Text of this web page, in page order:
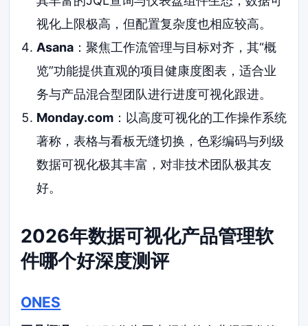
视化上限极高，但配置复杂度也相应较高。
Asana：聚焦工作流管理与目标对齐，其“概
览”功能提供直观的项目健康度图表，适合业
务与产品混合型团队进行进度可视化跟进。
Monday.com：以高度可视化的工作操作系统
著称，表格与看板无缝切换，色彩编码与列级
数据可视化极其丰富，对非技术团队极其友
好。
2026年数据可视化产品管理软
件哪个好深度测评
ONES